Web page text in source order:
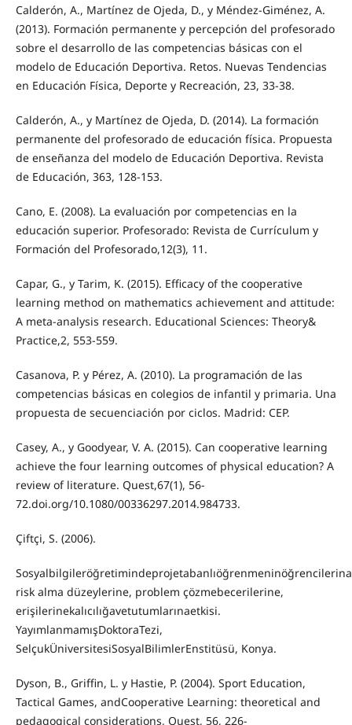
Calderón, A., Martínez de Ojeda, D., y Méndez-Giménez, A.
(2013). Formación permanente y percepción del profesorado
sobre el desarrollo de las competencias básicas con el
modelo de Educación Deportiva. Retos. Nuevas Tendencias
en Educación Física, Deporte y Recreación, 23, 33-38.
Calderón, A., y Martínez de Ojeda, D. (2014). La formación
permanente del profesorado de educación física. Propuesta
de enseñanza del modelo de Educación Deportiva. Revista
de Educación, 363, 128-153.
Cano, E. (2008). La evaluación por competencias en la
educación superior. Profesorado: Revista de Currículum y
Formación del Profesorado,12(3), 11.
Capar, G., y Tarim, K. (2015). Efficacy of the cooperative
learning method on mathematics achievement and attitude:
A meta-analysis research. Educational Sciences: Theory&
Practice,2, 553-559.
Casanova, P. y Pérez, A. (2010). La programación de las
competencias básicas en colegios de infantil y primaria. Una
propuesta de secuenciación por ciclos. Madrid: CEP.
Casey, A., y Goodyear, V. A. (2015). Can cooperative learning
achieve the four learning outcomes of physical education? A
review of literature. Quest,67(1), 56-
72.doi.org/10.1080/00336297.2014.984733.
Çiftçi, S. (2006).
risk alma düzeylerine, problem çözmebecerilerine,
erişilerinekalıcılığavetutumlarınaetkisi.
YayımlanmamışDoktoraTezi,
SelçukÜniversitesiSosyalBilimlerEnstitüsü, Konya.
Dyson, B., Griffin, L. y Hastie, P. (2004). Sport Education,
Tactical Games, andCooperative Learning: theoretical and
pedagogical considerations, Quest, 56, 226-